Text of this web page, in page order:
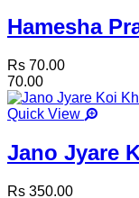
Hamesha
Rs 70.00
70.00
Quick View
Jano Jyare
Rs 350.00